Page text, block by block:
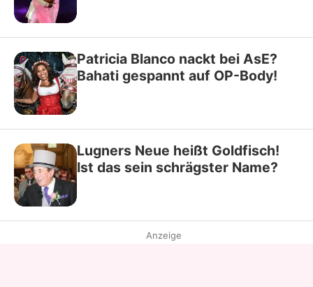
Patricia Blanco nackt bei AsE?
Bahati gespannt auf OP-Body!
Lugners Neue heißt Goldfisch!
Ist das sein schrägster Name?
Anzeige